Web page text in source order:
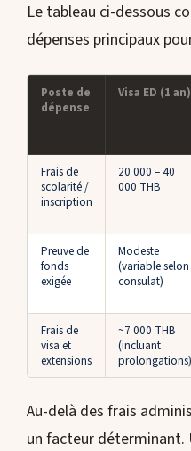
Le tableau ci-dessous
dépenses principaux
Poste de
dépense
Visa ED (1 an)
Frais de
scolarité /
inscription
20 000 – 40
000 THB
Preuve de
fonds
exigée
Modeste
(variable selon
consulat)
Frais de
visa et
extensions
~7 000 THB
(incluant
prolongations)
Au-delà des frais
un facteur déterminant.